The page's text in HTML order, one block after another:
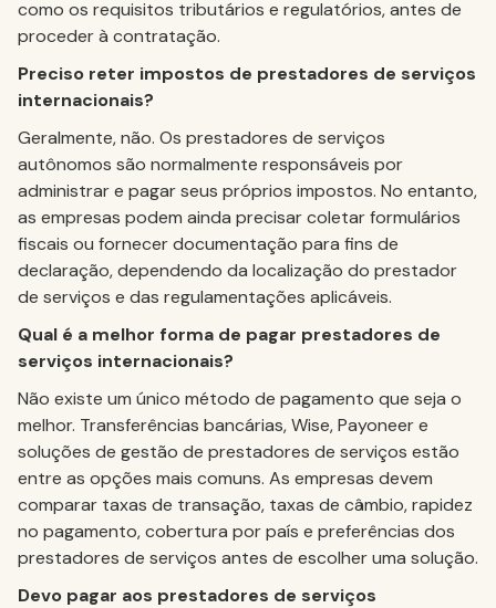
como os requisitos tributários e regulatórios, antes de
proceder à contratação.
Preciso reter impostos de prestadores de serviços
internacionais?
Geralmente, não. Os prestadores de serviços
autônomos são normalmente responsáveis por
administrar e pagar seus próprios impostos. No entanto,
as empresas podem ainda precisar coletar formulários
fiscais ou fornecer documentação para fins de
declaração, dependendo da localização do prestador
de serviços e das regulamentações aplicáveis.
Qual é a melhor forma de pagar prestadores de
serviços internacionais?
Não existe um único método de pagamento que seja o
melhor. Transferências bancárias, Wise, Payoneer e
soluções de gestão de prestadores de serviços estão
entre as opções mais comuns. As empresas devem
comparar taxas de transação, taxas de câmbio, rapidez
no pagamento, cobertura por país e preferências dos
prestadores de serviços antes de escolher uma solução.
Devo pagar aos prestadores de serviços